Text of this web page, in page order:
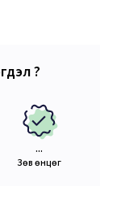
?
...
Зөв өнцөг